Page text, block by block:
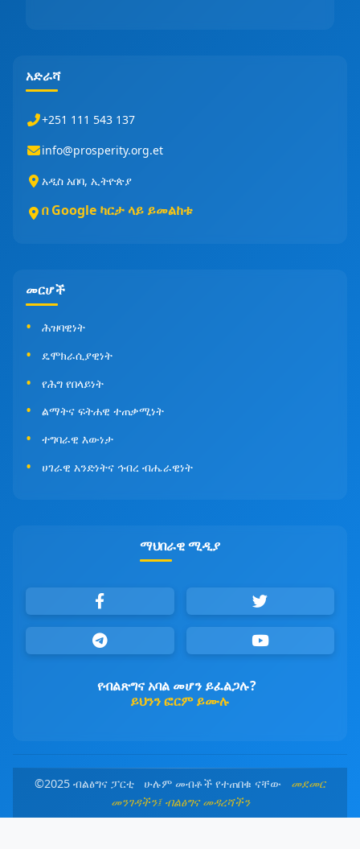
አድራሻ
+251 111 543 137
info@prosperity.org.et
አዲስ አበባ, ኢትዮጵያ
በ Google ካርታ ላይ ይመልከቱ
መርሆች
ሕዝባዊነት
ዴሞክራሲያዊነት
የሕግ የበላይነት
ልማትና ፍትሐዊ ተጠቃሚነት
ተግባራዊ እውነታ
ሀገራዊ አንድነትና ኅብረ ብሔራዊነት
ማህበራዊ ሚዲያ
የብልጽግና አባል መሆን ይፈልጋሉ?
ይህንን ፎርም ይሙሉ
©2025 ብልፅግና ፓርቲ ሁሉም መብቶች የተጠበቁ ናቸው መደመር
መንገዳችን፤ ብልፅግና መዳረሻችን